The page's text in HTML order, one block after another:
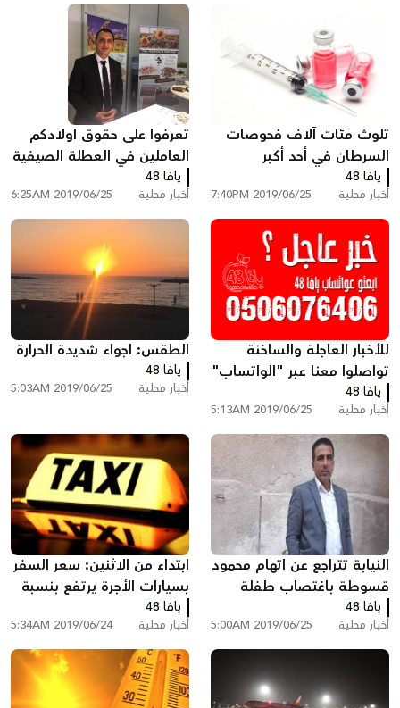
تلوث مئات آلاف فحوصات
السرطان في أحد أكبر
مختبرات بالبلاد
يافا 48
أخبار محلية 2019/06/25 7:40PM
تعرفوا على حقوق اولادكم
العاملين في العطلة الصيفية
يافا 48
أخبار محلية 2019/06/25 6:25AM
للأخبار العاجلة والساخنة
تواصلوا معنا عبر "الواتساب"
لموقع يافا 48
يافا 48
أخبار محلية 2019/06/25 5:13AM
الطقس: اجواء شديدة الحرارة
يافا 48
أخبار محلية 2019/06/25 5:03AM
النيابة تتراجع عن اتهام محمود
قسوطة باغتصاب طفلة
يهودية
يافا 48
أخبار محلية 2019/06/25 5:00AM
ابتداء من الاثنين: سعر السفر
بسيارات الأجرة يرتفع بنسبة
3.2%
يافا 48
أخبار محلية 2019/06/24 5:34AM